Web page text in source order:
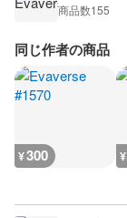
商品数155
同じ作者の商品
¥300 ¥